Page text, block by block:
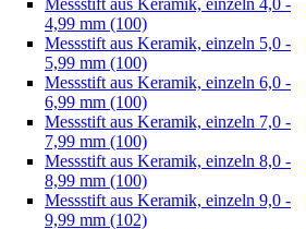
4,99 mm (100)
Messstift aus Keramik, einzeln 5,0 -
5,99 mm (100)
Messstift aus Keramik, einzeln 6,0 -
6,99 mm (100)
Messstift aus Keramik, einzeln 7,0 -
7,99 mm (100)
Messstift aus Keramik, einzeln 8,0 -
8,99 mm (100)
Messstift aus Keramik, einzeln 9,0 -
9,99 mm (102)